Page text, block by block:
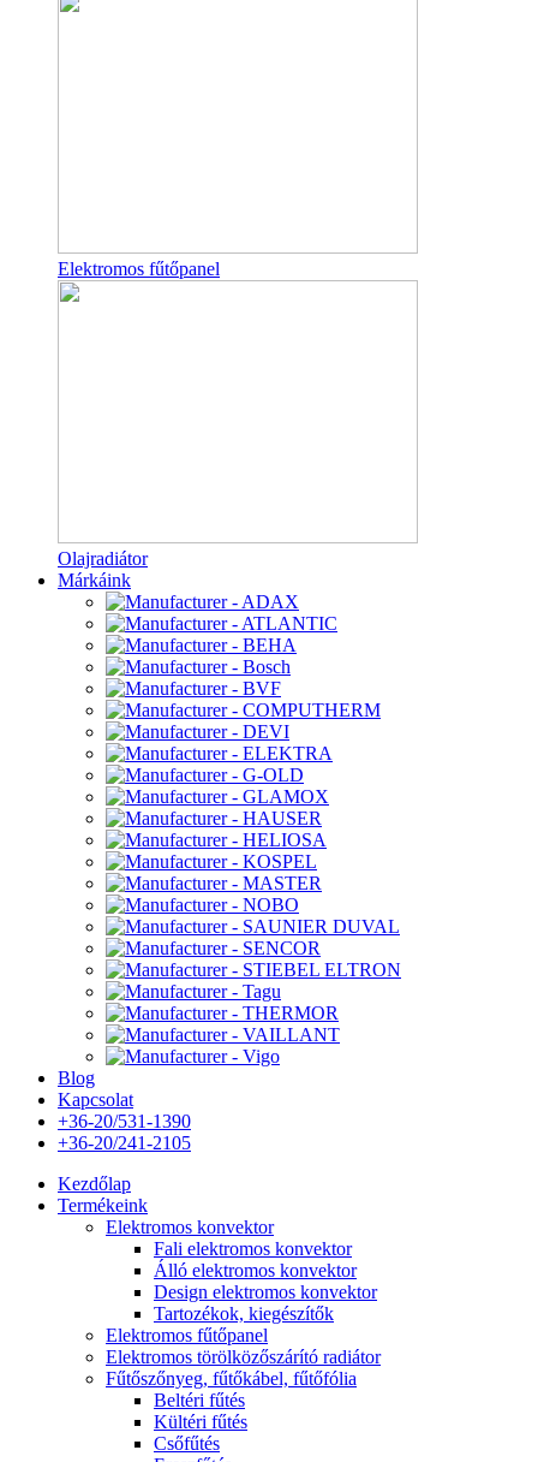
Elektromos fűtőpanel
Olajradiátor
Márkáink
Blog
Kapcsolat
+36-20/531-1390
+36-20/241-2105
Kezdőlap
Termékeink
Elektromos konvektor
Fali elektromos konvektor
Álló elektromos konvektor
Design elektromos konvektor
Tartozékok, kiegészítők
Elektromos fűtőpanel
Elektromos törölközőszárító radiátor
Fűtőszőnyeg, fűtőkábel, fűtőfólia
Beltéri fűtés
Kültéri fűtés
Csőfűtés